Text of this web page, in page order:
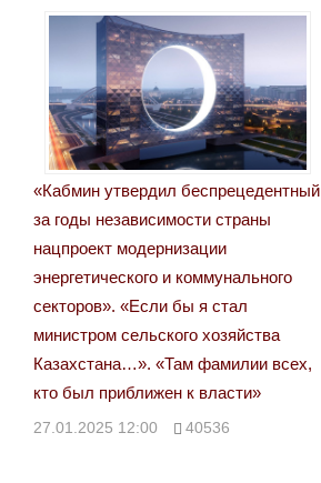
«Кабмин утвердил беспрецедентный
за годы независимости страны
нацпроект модернизации
энергетического и коммунального
секторов». «Если бы я стал
министром сельского хозяйства
Казахстана…». «Там фамилии всех,
кто был приближен к власти»
27.01.2025 12:00 40536